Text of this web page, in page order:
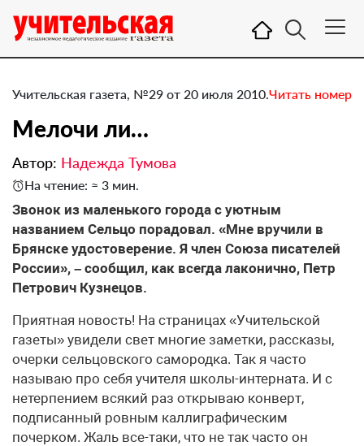
Учительская газета, №29 от 20 июля 2010.Читать номер
Мелочи ли…
Автор: Надежда Тумова
На чтение: ≈ 3 мин.
Звонок из маленького города с уютным
названием Сельцо порадовал. «Мне вручили в
Брянске удостоверение. Я член Союза писателей
России», – сообщил, как всегда лаконично, Петр
Петрович Кузнецов.
Приятная новость! На страницах «Учительской
газеты» увидели свет многие заметки, рассказы,
очерки сельцовского самородка. Так я часто
называю про себя учителя школы-интерната. И с
нетерпением всякий раз открываю конверт,
подписанный ровным каллиграфическим
почерком. Жаль все-таки, что не так часто он